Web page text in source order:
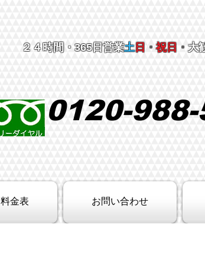
２４時間 ・365日営業土日 ・祝日 ・大
0120-
料金表 お問い合わせ